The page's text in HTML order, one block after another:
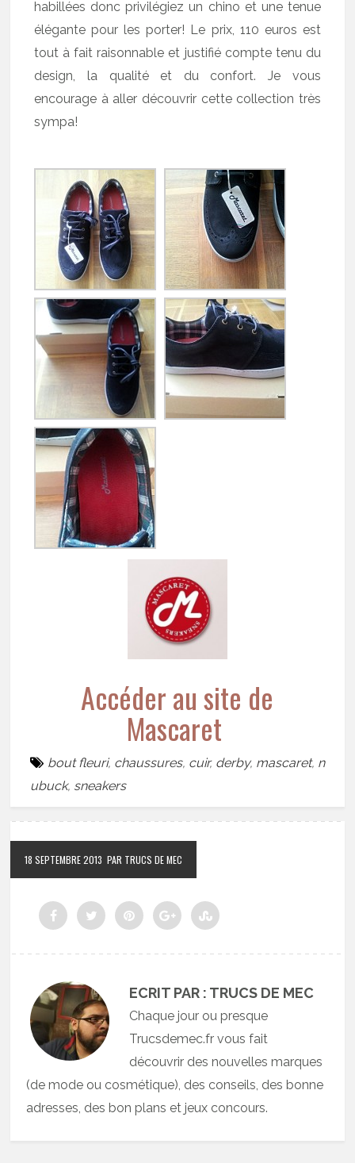
habillées donc privilégiez un chino et une tenue
élégante pour les porter! Le prix, 110 euros est
tout à fait raisonnable et justifié compte tenu du
design, la qualité et du confort. Je vous
encourage à aller découvrir cette collection très
sympa!
Accéder au site de
Mascaret
bout fleuri, chaussures, cuir, derby, mascaret, n
ubuck, sneakers
18 SEPTEMBRE 2013 PAR TRUCS DE MEC
ECRIT PAR : TRUCS DE MEC
Chaque jour ou presque
Trucsdemec.fr vous fait
découvrir des nouvelles marques
(de mode ou cosmétique), des conseils, des bonne
adresses, des bon plans et jeux concours.